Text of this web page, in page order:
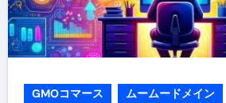
GMOコマース ムームードメイン